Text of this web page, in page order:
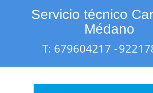
Servicio técnico
Médano
T: 679604217 -